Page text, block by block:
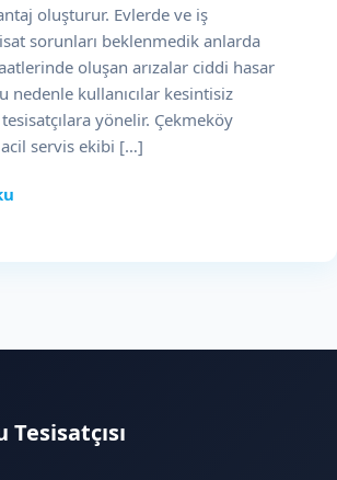
oluşturur. Evlerde ve iş
sorunları beklenmedik anlarda
oluşan arızalar ciddi hasar
nedenle kullanıcılar kesintisiz
yönelir. Çekmeköy
servis ekibi […]